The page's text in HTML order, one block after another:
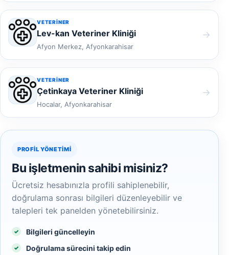
VETERINER
Lev-kan Veteriner Kliniği
Afyon Merkez, Afyonkarahisar
→
VETERINER
Çetinkaya Veteriner Kliniği
Hocalar, Afyonkarahisar
→
PROFIL YÖNETIMI
Bu işletmenin sahibi misiniz?
Ücretsiz hesabınızla profili sahiplenebilir,
doğrulama sonrası bilgileri düzenleyebilir ve
talepleri tek panelden yönetebilirsiniz.
Bilgileri güncelleyin
Doğrulama sürecini takip edin